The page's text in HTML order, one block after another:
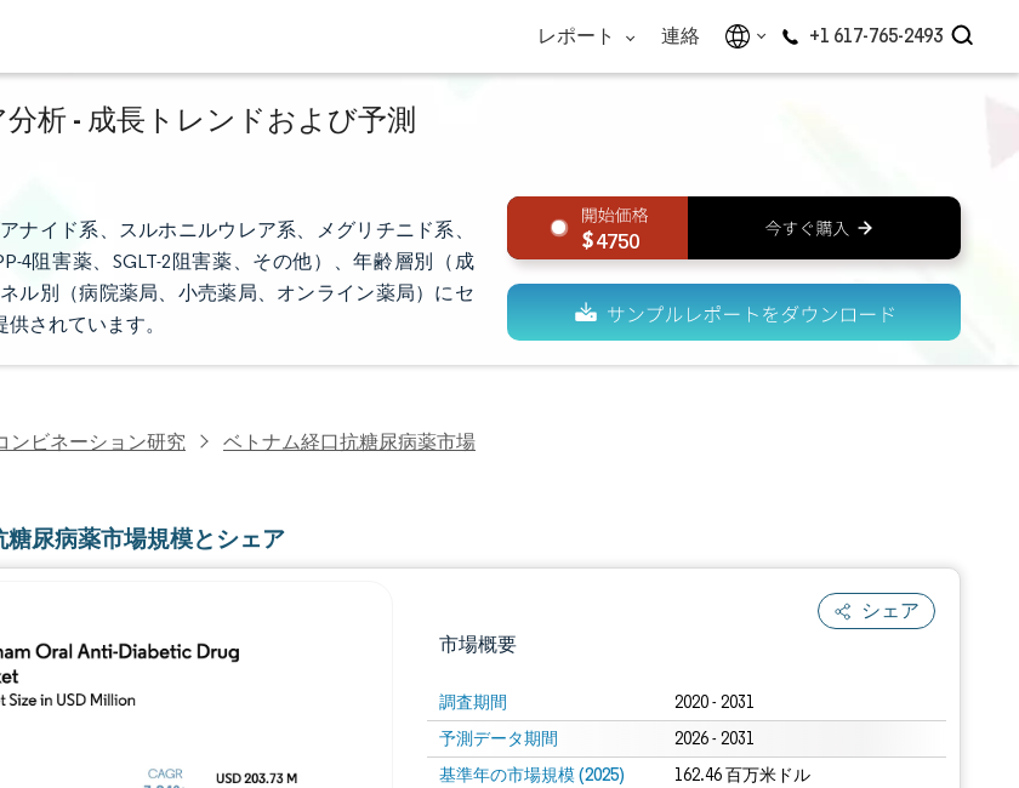
レポート 連絡 +1 617-765-2493
析 - 成長トレンドおよび予測
イド系、スルホニルウレア系、メグリチニド系、
4阻害薬、SGLT-2阻害薬、その他）、年齢層別（成
ル別（病院薬局、小売薬局、オンライン薬局）にセ
されています。
4750
ンビネーション研究 ベトナム経口抗糖尿病薬市場
尿病薬市場規模とシェア
シェア
市場概要
調査期間 2020 - 2031
予測データ期間 2026 - 2031
基準年の市場規模 (2025) 162.46 百万米ドル